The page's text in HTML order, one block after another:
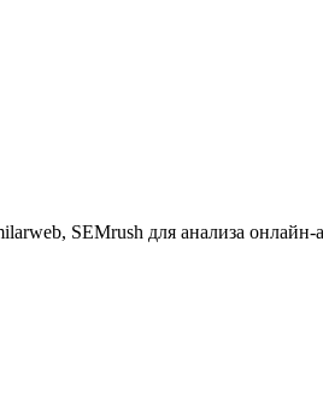
SEMrush для анализа онлайн-